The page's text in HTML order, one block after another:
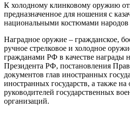
К холодному клинковому оружию
предназначенное для ношения с
национальными костюмами
Наградное оружие – гражданское,
ручное стрелковое и холодное
гражданами РФ в качестве награды
Президента РФ, постановления
документов глав иностранных
иностранных государств, а также
руководителей государственных
организаций.